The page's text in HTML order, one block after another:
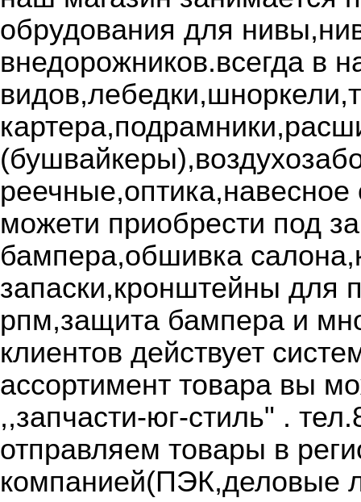
обрудования для
внедорожников.всегда в
можети приобрести под
бампера,обшивка
запаски,кронштейны для
рпм,защита бампера и
клиентов действует
ассортимент товара вы
,,запчасти-юг-стиль" .
отправляем товары в
компанией(ПЭК,деловые